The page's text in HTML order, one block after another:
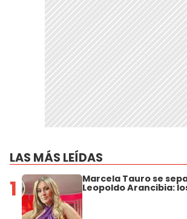
LAS MÁS LEÍDAS
1 Marcela Tauro se
Leopoldo Arancibia: